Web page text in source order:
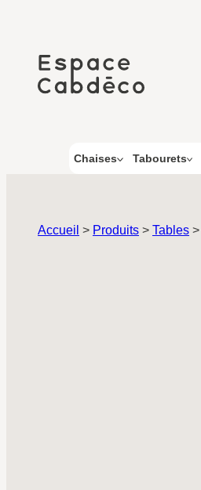
contenu
Chaises Tabourets
Accueil > Produits > Tables >